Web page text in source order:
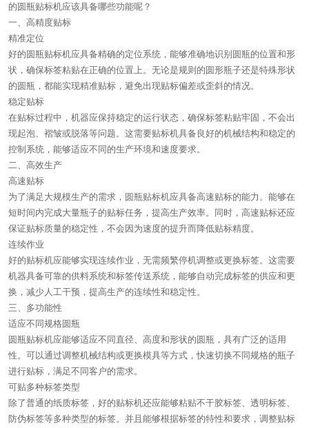
的圆瓶贴标机应该具备哪些功能呢？
一、高精度贴标
精准定位
好的圆瓶贴标机应具备精确的定位系统，能够准确地识别圆瓶的位置和形
状，确保标签粘贴在正确的位置上。无论是规则的圆形瓶子还是特殊形状
的圆瓶，都能实现精准贴标，避免出现贴标偏差或歪斜的情况。
稳定贴标
在贴标过程中，机器应保持稳定的运行状态，确保标签粘贴牢固，不会出
现起泡、褶皱或脱落等问题。这需要贴标机具备良好的机械结构和稳定的
控制系统，能够适应不同的生产环境和速度要求。
二、高效生产
高速贴标
为了满足大规模生产的需求，圆瓶贴标机应具备高速贴标的能力。能够在
短时间内完成大量瓶子的贴标任务，提高生产效率。同时，高速贴标还应
保证贴标质量的稳定性，不会因为速度的提升而降低贴标精度。
连续作业
好的贴标机应能够实现连续作业，无需频繁停机调整或更换标签。这需要
机器具备可靠的供料系统和标签传送系统，能够自动完成标签的供应和更
换，减少人工干预，提高生产的连续性和稳定性。
三、多功能性
适应不同规格圆瓶
圆瓶贴标机应能够适应不同直径、高度和形状的圆瓶，具有广泛的适用
性。可以通过调整机械结构或更换模具等方式，快速切换不同规格的瓶子
进行贴标，满足不同客户的需求。
可贴多种标签类型
除了普通的纸质标签，好的贴标机还应能够粘贴不干胶标签、透明标签、
防伪标签等多种类型的标签。并且能够根据标签的特性和要求，调整贴标